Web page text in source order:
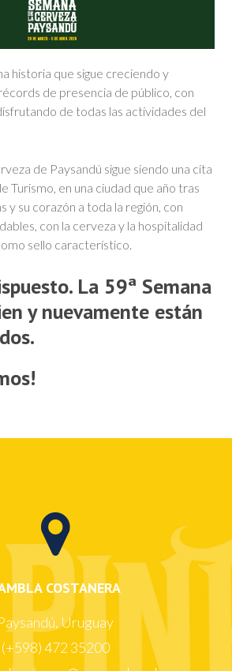
historia que sigue creciendo y
de presencia de público, con
de todas las actividades del
de Paysandú sigue siendo una cita
Turismo, en una ciudad que año tras
y su corazón a toda la región, con
con la cerveza y la hospitalidad
sello característico.
La 59ª Semana
y nuevamente están
COSTANERA
Uruguay
(+598) 472 35200